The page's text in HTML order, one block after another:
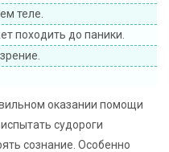
теле.
походить до паники.
оказании помощи
судороги
сознание. Особенно